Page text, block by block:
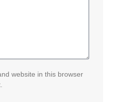
website in this browser